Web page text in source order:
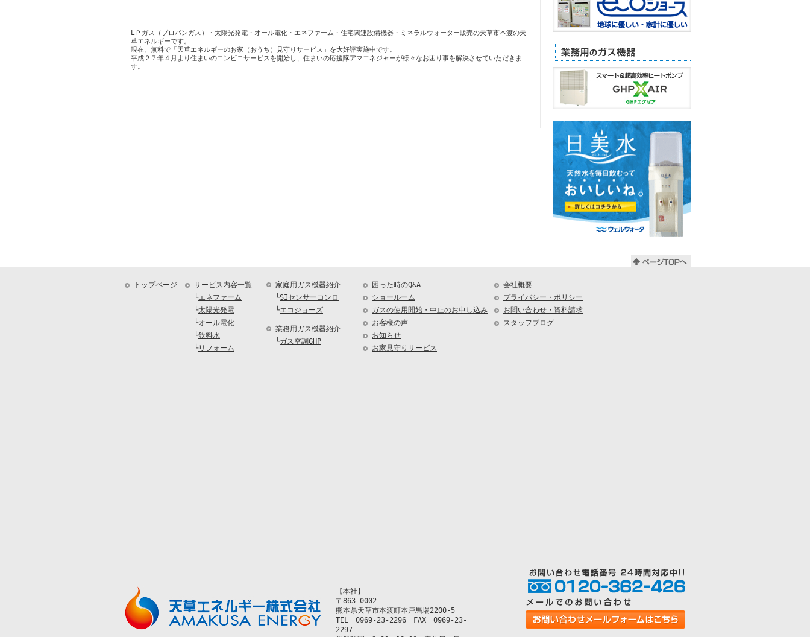
LＰガス（プロパンガス）・太陽光発電・オール電化・エネファーム・住宅関連設備機器・ミネラルウォーター販売の天草市本渡の天
草エネルギーです。
現在、無料で「天草エネルギーのお家（おうち）見守りサービス」を大好評実施中です。
平成２７年４月より住まいのコンビニサービスを開始し、住まいの応援隊アマエネジャーが様々なお困り事を解決させていただきま
す。
トップページ
サービス内容一覧
└エネファーム
└太陽光発電
└オール電化
└飲料水
└リフォーム
家庭用ガス機器紹介
└SIセンサーコンロ
└エコジョーズ
業務用ガス機器紹介
└ガス空調GHP
困った時のQ&A
ショールーム
ガスの使用開始・中止のお申し込み
お客様の声
お知らせ
お家見守りサービス
会社概要
プライバシー・ポリシー
お問い合わせ・資料請求
スタッフブログ
【本社】
〒863-0002
熊本県天草市本渡町本戸馬場2200-5
TEL 0969-23-2296 FAX 0969-23-
2297